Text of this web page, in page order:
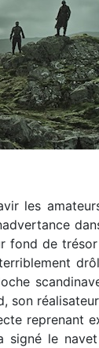
les
fond de
son
reprenant
signé le navet